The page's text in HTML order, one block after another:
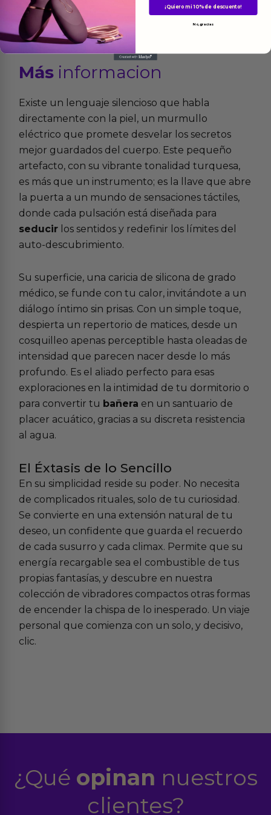
Más informacion
Existe un lenguaje silencioso que habla
directamente con la piel, un murmullo
eléctrico que promete desvelar los secretos
mejor guardados del cuerpo. Este pequeño
artefacto, con su vibrante tonalidad turquesa,
es más que un instrumento; es la llave que abre
la puerta a un mundo de sensaciones táctiles,
donde cada pulsación está diseñada para
seducir los sentidos y redefinir los límites del
auto-descubrimiento.
Su superficie, una caricia de silicona de grado
médico, se funde con tu calor, invitándote a un
diálogo íntimo sin prisas. Con un simple toque,
despierta un repertorio de matices, desde un
cosquilleo apenas perceptible hasta oleadas de
intensidad que parecen nacer desde lo más
profundo. Es el aliado perfecto para esas
exploraciones en la intimidad de tu dormitorio o
para convertir tu bañera en un santuario de
placer acuático, gracias a su discreta resistencia
al agua.
El Éxtasis de lo Sencillo
En su simplicidad reside su poder. No necesita
de complicados rituales, solo de tu curiosidad.
Se convierte en una extensión natural de tu
deseo, un confidente que guarda el recuerdo
de cada susurro y cada climax. Permite que su
energía recargable sea el combustible de tus
propias fantasías, y descubre en nuestra
colección devibradores compactos otras formas
de encender la chispa de lo inesperado. Un viaje
personal que comienza con un solo, y decisivo,
clic.
¿Qué opinan nuestros
clientes?
¡Quiero mi 10% de descuento!
No, gracias